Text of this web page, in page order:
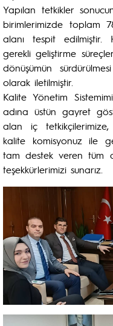
Yapılan tetkikler
birimlerimizde toplam
alanı tespit edilmiştir.
gerekli geliştirme
dönüşümün
olarak iletilmiştir.
Kalite Yönetim
adına üstün gayret
alan iç
kalite komisyonuz ile
tam destek veren tüm
teşekkürlerimizi sunarız.